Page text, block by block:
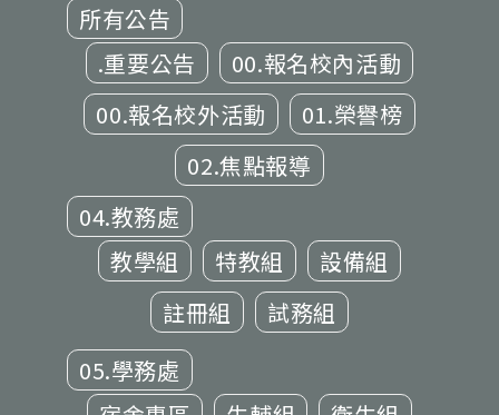
所有公告
.重要公告
00.報名校內活動
00.報名校外活動
01.榮譽榜
02.焦點報導
04.教務處
教學組
特教組
設備組
註冊組
試務組
05.學務處